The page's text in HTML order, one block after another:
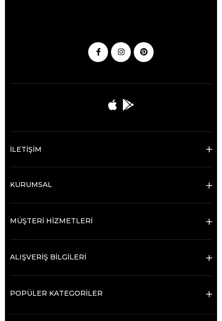
İLETİŞİM
KURUMSAL
MÜŞTERİ HİZMETLERİ
ALIŞVERİŞ BİLGİLERİ
POPÜLER KATEGORİLER